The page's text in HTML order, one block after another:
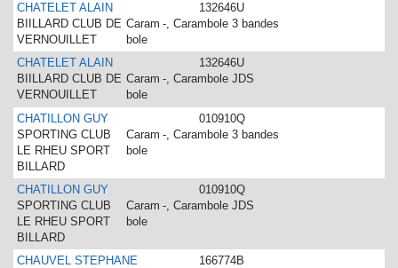
CHATELET ALAIN
132646U
BIILLARD CLUB DE
VERNOUILLET
Caram
bole
-, Carambole 3 bandes
CHATELET ALAIN
132646U
BIILLARD CLUB DE
VERNOUILLET
Caram
bole
-, Carambole JDS
CHATILLON GUY
010910Q
SPORTING CLUB
LE RHEU SPORT
BILLARD
Caram
bole
-, Carambole 3 bandes
CHATILLON GUY
010910Q
SPORTING CLUB
LE RHEU SPORT
BILLARD
Caram
bole
-, Carambole JDS
CHAUVEL STEPHANE
166774B